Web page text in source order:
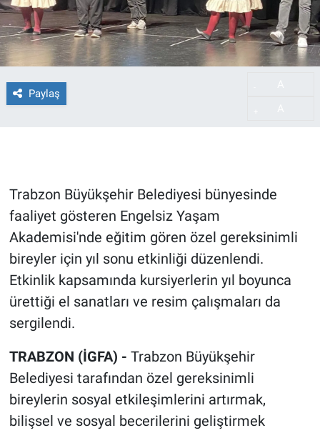
Paylaş
Trabzon Büyükşehir Belediyesi bünyesinde
faaliyet gösteren Engelsiz Yaşam
Akademisi'nde eğitim gören özel gereksinimli
bireyler için yıl sonu etkinliği düzenlendi.
Etkinlik kapsamında kursiyerlerin yıl boyunca
ürettiği el sanatları ve resim çalışmaları da
sergilendi.
TRABZON (İGFA) - Trabzon Büyükşehir
Belediyesi tarafından özel gereksinimli
bireylerin sosyal etkileşimlerini artırmak,
bilişsel ve sosyal becerilerini geliştirmek